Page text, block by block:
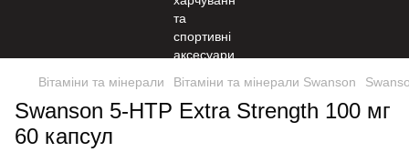
Вітаміни та мінерали Вітаміни та мінерали Swanson
Swanson 5-HTP Extra Strength 100 мг
60 капсул